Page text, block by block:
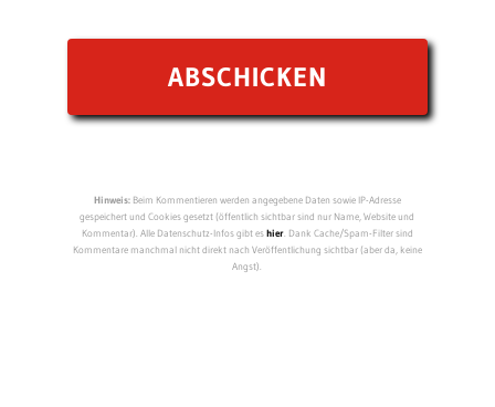
Hinweis:Beim Kommentieren werden angegebene Daten sowie IP-Adresse
gespeichert und Cookies gesetzt (öffentlich sichtbar sind nur Name, Website und
Kommentar). Alle Datenschutz-Infos gibt eshier. Dank Cache/Spam-Filter sind
Kommentare manchmal nicht direkt nach Veröffentlichung sichtbar (aber da, keine
Angst).